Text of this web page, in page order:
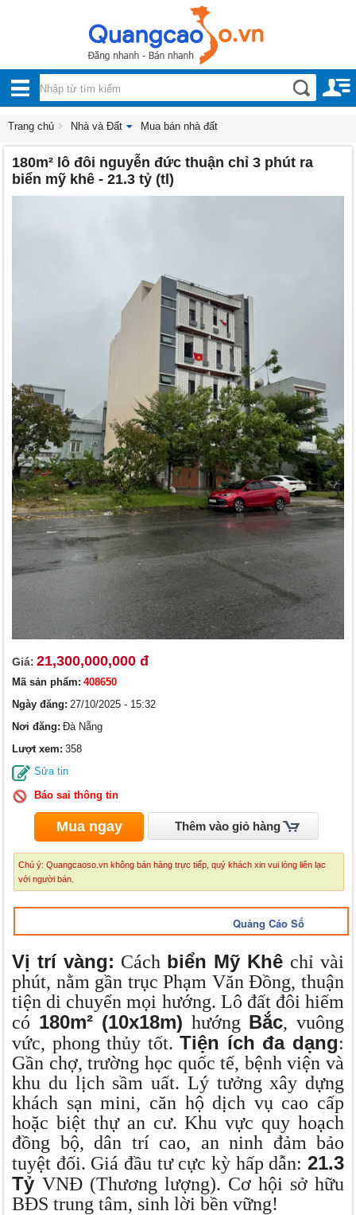
BỘ
DANH
MỤC
Nội, ngoại thất
Điện thoại, Viễn thông
Dịch vụ
Công nghiệp, xây dựng
Trang chủ Nhà và Đất Mua bán nhà đất
180m² lô đôi nguyễn đức thuận chỉ 3 phút ra
biển mỹ khê - 21.3 tỷ (tl)
Giá: 21,300,000,000 đ
Mã sản phẩm: 408650
Ngày đăng: 27/10/2025 - 15:32
Nơi đăng: Đà Nẵng
Lượt xem: 358
Sửa tin
Báo sai thông tin
Mua ngay Thêm vào giỏ hàng
Chú ý: Quangcaoso.vn không bán hàng trực tiếp, quý khách xin vui lòng liên lạc
với người bán.
Quảng Cáo Số
Vị trí vàng: Cách biển Mỹ Khê chỉ vài
phút, nằm gần trục Phạm Văn Đồng, thuận
tiện di chuyển mọi hướng. Lô đất đôi hiếm
có 180m² (10x18m) hướng Bắc, vuông
vức, phong thủy tốt.Tiện ích đa dạng:
Gần chợ, trường học quốc tế, bệnh viện và
khu du lịch sầm uất. Lý tưởng xây dựng
khách sạn mini, căn hộ dịch vụ cao cấp
hoặc biệt thự an cư. Khu vực quy hoạch
đồng bộ, dân trí cao, an ninh đảm bảo
tuyệt đối. Giá đầu tư cực kỳ hấp dẫn: 21.3
Tỷ VNĐ (Thương lượng). Cơ hội sở hữu
BĐS trung tâm, sinh lời bền vững!